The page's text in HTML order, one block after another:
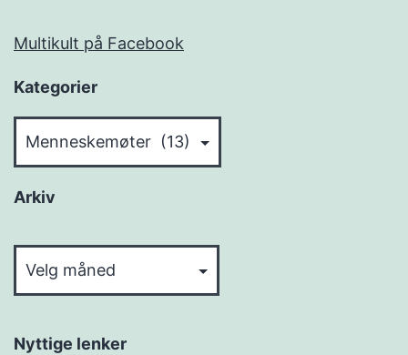
Multikult på Facebook
Kategorier
Arkiv
Nyttige lenker